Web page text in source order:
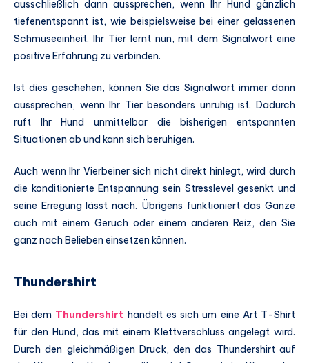
ausschließlich dann aussprechen, wenn Ihr Hund gänzlich
tiefenentspannt ist, wie beispielsweise bei einer gelassenen
Schmuseeinheit. Ihr Tier lernt nun, mit dem Signalwort eine
positive Erfahrung zu verbinden.
Ist dies geschehen, können Sie das Signalwort immer dann
aussprechen, wenn Ihr Tier besonders unruhig ist. Dadurch
ruft Ihr Hund unmittelbar die bisherigen entspannten
Situationen ab und kann sich beruhigen.
Auch wenn Ihr Vierbeiner sich nicht direkt hinlegt, wird durch
die konditionierte Entspannung sein Stresslevel gesenkt und
seine Erregung lässt nach. Übrigens funktioniert das Ganze
auch mit einem Geruch oder einem anderen Reiz, den Sie
ganz nach Belieben einsetzen können.
Thundershirt
Bei dem Thundershirt handelt es sich um eine Art T-Shirt
für den Hund, das mit einem Klettverschluss angelegt wird.
Durch den gleichmäßigen Druck, den das Thundershirt auf